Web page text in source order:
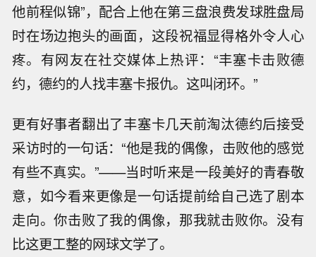
他前程似锦”，配合上他在第三盘浪费发球胜盘局
时在场边抱头的画面，这段祝福显得格外令人心
疼。有网友在社交媒体上热评：“丰塞卡击败德
约，德约的人找丰塞卡报仇。这叫闭环。”
更有好事者翻出了丰塞卡几天前淘汰德约后接受
采访时的一句话：“他是我的偶像，击败他的感觉
有些不真实。”——当时听来是一段美好的青春敬
意，如今看来更像是一句话提前给自己选了剧本
走向。你击败了我的偶像，那我就击败你。没有
比这更工整的网球文学了。